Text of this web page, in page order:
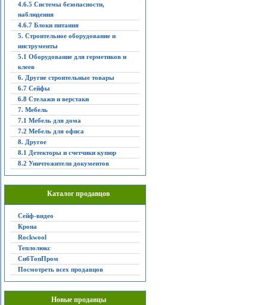
4.6.5 Системы безопасности,
наблюдения
4.6.7 Блоки питания
5. Строительное оборудование и
инструменты
5.1 Оборудование для герметиков и
клеев
6. Другие строительные товары
6.7 Сейфы
6.8 Стелажи и верстаки
7. Мебель
7.1 Мебель для дома
7.2 Мебель для офиса
8. Другое
8.1 Детекторы и счетчики купюр
8.2 Уничтожители документов
Каталог продавцов
Сейф-видео
Крона
Rockwool
Теплолюкс
СибТопПром
Посмотреть всех продавцов
Новые продавцы